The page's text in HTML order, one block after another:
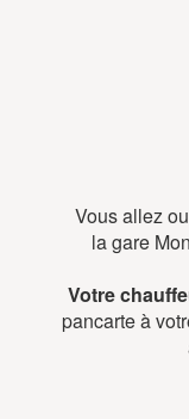
Vous allez
la gare
Votre
pancarte à